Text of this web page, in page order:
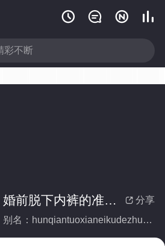
   
 分享
婚前脱下内裤的准新娘
别名：hunqiantuoxianeikudezhunxinniang